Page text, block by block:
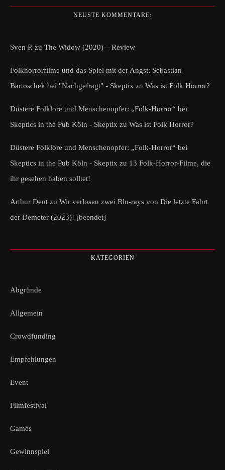
NEUSTE KOMMENTARE:
Sven P. zu The Widow (2020) – Review
Folkhorrorfilme und das Spiel mit der Angst: Sebastian
Bartoschek bei "Nachgefragt" - Skeptix zu Was ist Folk Horror?
Düstere Folklore und Menschenopfer: „Folk-Horror“ bei
Skeptics in the Pub Köln - Skeptix zu Was ist Folk Horror?
Düstere Folklore und Menschenopfer: „Folk-Horror“ bei
Skeptics in the Pub Köln - Skeptix zu 13 Folk-Horror-Filme, die
ihr gesehen haben solltet!
Arthur Dent zu Wir verlosen zwei Blu-rays von Die letzte Fahrt
der Demeter (2023)! [beendet]
KATEGORIEN
Abgründe
Allgemein
Crowdfunding
Empfehlungen
Event
Filmfestival
Games
Gewinnspiel